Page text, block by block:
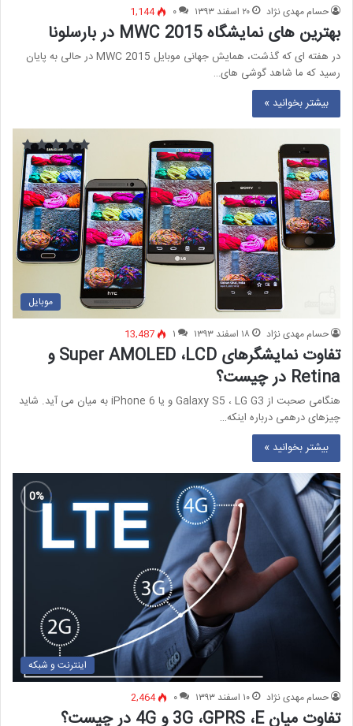
حسام مهدی نژاد ۲۰ اسفند ۱۳۹۳ ۰ 1,144
بهترین های نمایشگاه MWC 2015 در بارسلونا
در هفته ای که گذشت، همایش جهانی موبایل MWC 2015 در حالی به پایان
رسید که ما شاهد گوشی های…
بیشتر بخوانید »
موبایل
حسام مهدی نژاد ۱۸ اسفند ۱۳۹۳ ۱ 13,487
تفاوت نمایشگرهای Super AMOLED ،LCD و
Retina در چیست؟
هنگامی صحبت از Galaxy S5 ، LG G3 و یا iPhone 6 به میان می آید. شاید
چیزهای درهمی درباره اینکه…
بیشتر بخوانید »
اینترنت و شبکه
حسام مهدی نژاد ۱۰ اسفند ۱۳۹۳ ۰ 2,464
تفاوت میان 3G ،GPRS ،E و 4G در چیست؟